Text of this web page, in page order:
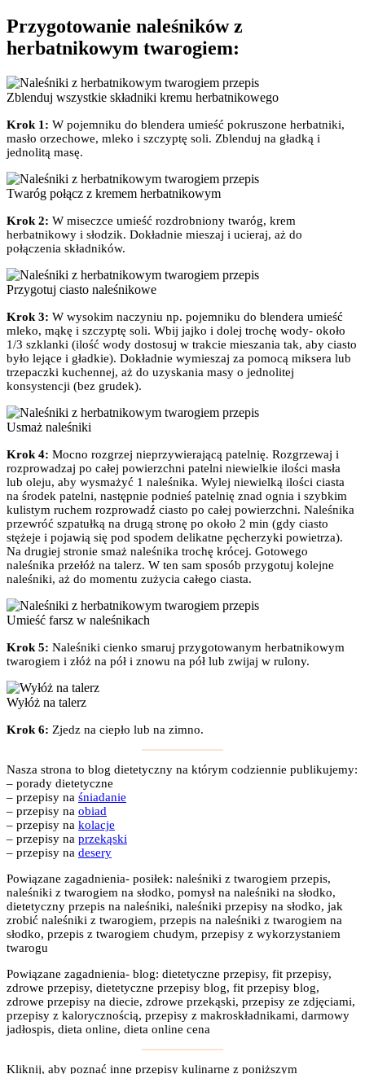
Przygotowanie naleśników z
herbatnikowym twarogiem:
Zblenduj wszystkie składniki kremu herbatnikowego
Krok 1: W pojemniku do blendera umieść pokruszone herbatniki,
masło orzechowe, mleko i szczyptę soli. Zblenduj na gładką i
jednolitą masę.
Twaróg połącz z kremem herbatnikowym
Krok 2: W miseczce umieść rozdrobniony twaróg, krem
herbatnikowy i słodzik. Dokładnie mieszaj i ucieraj, aż do
połączenia składników.
Przygotuj ciasto naleśnikowe
Krok 3: W wysokim naczyniu np. pojemniku do blendera umieść
mleko, mąkę i szczyptę soli. Wbij jajko i dolej trochę wody- około
1/3 szklanki (ilość wody dostosuj w trakcie mieszania tak, aby ciasto
było lejące i gładkie). Dokładnie wymieszaj za pomocą miksera lub
trzepaczki kuchennej, aż do uzyskania masy o jednolitej
konsystencji (bez grudek).
Usmaż naleśniki
Krok 4: Mocno rozgrzej nieprzywierającą patelnię. Rozgrzewaj i
rozprowadzaj po całej powierzchni patelni niewielkie ilości masła
lub oleju, aby wysmażyć 1 naleśnika. Wylej niewielką ilości ciasta
na środek patelni, następnie podnieś patelnię znad ognia i szybkim
kulistym ruchem rozprowadź ciasto po całej powierzchni. Naleśnika
przewróć szpatułką na drugą stronę po około 2 min (gdy ciasto
stężeje i pojawią się pod spodem delikatne pęcherzyki powietrza).
Na drugiej stronie smaż naleśnika trochę krócej. Gotowego
naleśnika przełóż na talerz. W ten sam sposób przygotuj kolejne
naleśniki, aż do momentu zużycia całego ciasta.
Umieść farsz w naleśnikach
Krok 5: Naleśniki cienko smaruj przygotowanym herbatnikowym
twarogiem i złóż na pół i znowu na pół lub zwijaj w rulony.
Wyłóż na talerz
Krok 6: Zjedz na ciepło lub na zimno.
Nasza strona to blog dietetyczny na którym codziennie publikujemy:
– porady dietetyczne
– przepisy na śniadanie
– przepisy na obiad
– przepisy na kolacje
– przepisy na przekąski
– przepisy na desery
Powiązane zagadnienia- posiłek: naleśniki z twarogiem przepis,
naleśniki z twarogiem na słodko, pomysł na naleśniki na słodko,
dietetyczny przepis na naleśniki, naleśniki przepisy na słodko, jak
zrobić naleśniki z twarogiem, przepis na naleśniki z twarogiem na
słodko, przepis z twarogiem chudym, przepisy z wykorzystaniem
twarogu
Powiązane zagadnienia- blog: dietetyczne przepisy, fit przepisy,
zdrowe przepisy, dietetyczne przepisy blog, fit przepisy blog,
zdrowe przepisy na diecie, zdrowe przekąski, przepisy ze zdjęciami,
przepisy z kalorycznością, przepisy z makroskładnikami, darmowy
jadłospis, dieta online, dieta online cena
Kliknij, aby poznać inne przepisy kulinarne z poniższym